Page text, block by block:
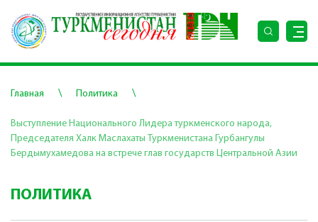
Главная \ Политика \
Выступление Национального Лидера туркменского народа,
Председателя Халк Маслахаты Туркменистана Гурбангулы
Бердымухамедова на встрече глав государств Центральной Азии
ПОЛИТИКА